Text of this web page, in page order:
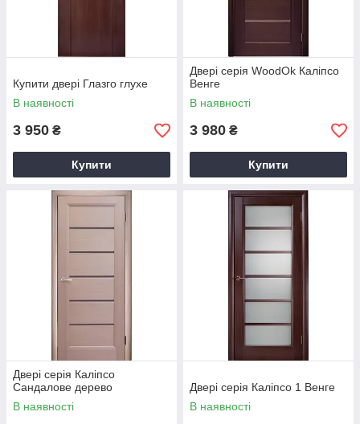
Купити двері Глазго глухе
В наявності
3 950 ₴
Купити
Двері серія WoodOk Каліпсо
Венге
В наявності
3 980 ₴
Купити
Двері серія Каліпсо
Сандалове дерево
В наявності
Двері серія Каліпсо 1 Венге
В наявності